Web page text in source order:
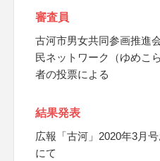
審査員
古河市男女共同参画推進
民ネットワーク（ゆめこ
者の投票による
結果発表
広報「古河」2020年3月
にて